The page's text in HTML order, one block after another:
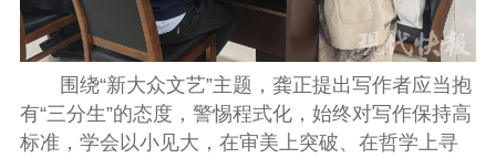
围绕“新大众文艺”主题，龚正提出写作者应当抱
有“三分生”的态度，警惕程式化，始终对写作保持高
标准，学会以小见大，在审美上突破、在哲学上寻